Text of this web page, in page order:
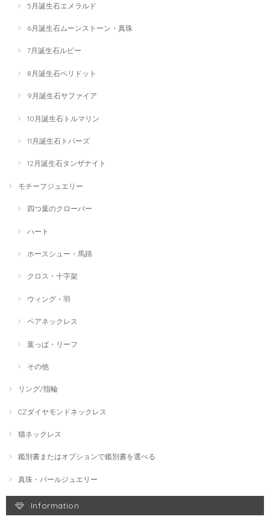
5月誕生石エメラルド
6月誕生石ムーンストーン・真珠
7月誕生石ルビー
8月誕生石ペリドット
9月誕生石サファイア
10月誕生石トルマリン
11月誕生石トパーズ
12月誕生石タンザナイト
モチーフジュエリー
四つ葉のクローバー
ハート
ホースシュー・馬蹄
クロス・十字架
ウィング・羽
ペアネックレス
葉っぱ・リーフ
その他
リング/指輪
CZダイヤモンドネックレス
猫ネックレス
鑑別書またはオプションで鑑別書を選べる
真珠・パールジュエリー
Information